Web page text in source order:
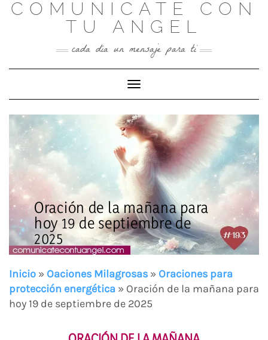
SkipCOMUNICATE CON
TU ANGEL
cada día un mensaje para ti
Toggle Navigation
Oración de la mañana para
hoy 19 de septiembre de
2025
Inicio » Oaciones Milagrosas » Oraciones para
protección energética » Oración de la mañana para
hoy 19 de septiembre de 2025